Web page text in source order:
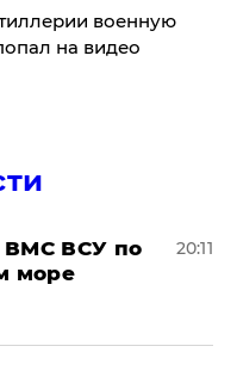
военную
на видео
ВМС ВСУ по
море
20:11